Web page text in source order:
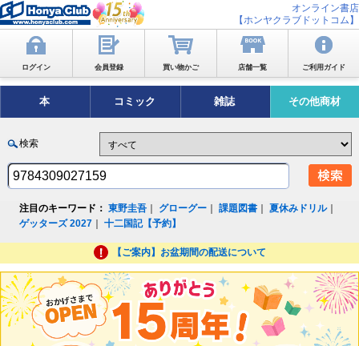
オンライン書店
【ホンヤクラブドットコム】
ログイン 会員登録 買い物かご 店舗一覧 ご利用ガイド
本 コミック 雑誌 その他商材
検索
注目のキーワード： 東野圭吾 グローグー ｜課題図書 ｜夏休みドリル｜
ゲッターズ 2027 ｜十二国記【予約】
【ご案内】お盆期間の配送について